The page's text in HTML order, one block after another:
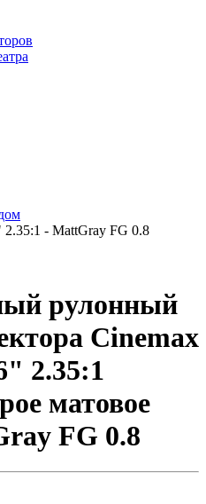
2.35:1 - MattGray FG 0.8
рулонный
Cinemax
2.35:1
матовое
FG 0.8